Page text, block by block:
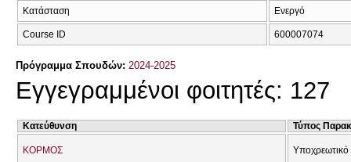
Κατάσταση Ενεργό
Course ID 600007074
Πρόγραμμα Σπουδών: 2024-2025
Εγγεγραμμένοι φοιτητές: 127
Κατεύθυνση Τύπος
ΚΟΡΜΟΣ Υποχρεωτικό